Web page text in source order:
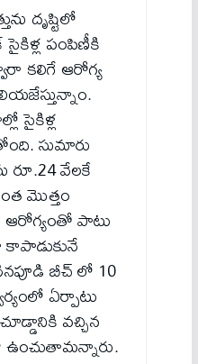
దృష్టిలో
సైకిళ్ల పంపిణీకి
కలిగే ఆరోగ్య
సైకిళ్ల
సుమారు
రూ.24 వేలకే
మొత్తం
ఆరోగ్యంతో పాటు
బీచ్ లో 10
ఏర్పాటు
వచ్చిన
ఉంచుతామన్నారు.